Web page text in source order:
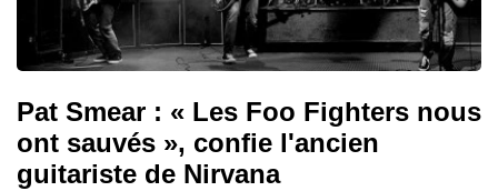
Pat Smear : « Les Foo Fighters nous
ont sauvés », confie l'ancien
guitariste de Nirvana